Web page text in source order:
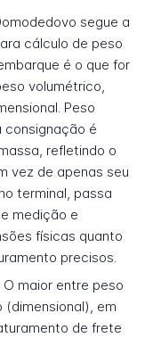
segue a
cálculo de peso
é o que for
volumétrico,
Peso
consignação é
refletindo o
vez de apenas seu
terminal, passa
medição e
físicas quanto
precisos.
O maior entre peso
em
de frete